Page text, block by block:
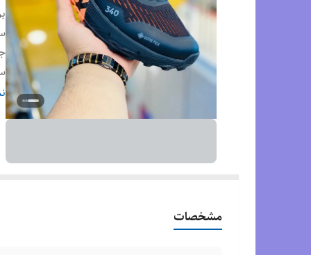
مشخصات